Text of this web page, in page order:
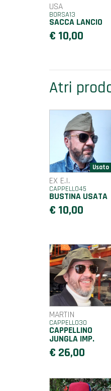
USA
BORSA13
SACCA LANCIO
€ 10,00
Atri
EX E.I.
CAPPELLO45
BUSTINA USATA
€ 10,00
MARTIN
CAPPELLO30
CAPPELLINO
JUNGLA IMP.
€ 26,00